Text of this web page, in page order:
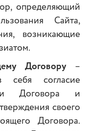
определяющий
Сайта,
возникающие
Договору –
себя согласие
Договора и
своего
Договора.